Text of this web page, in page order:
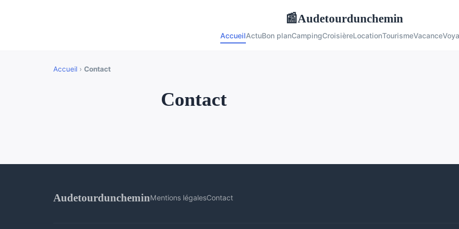
📰Audetourdunchemin
AccueilActuBon planCampingCroisièreLocationTourismeVacance
Accueil › Contact
Contact
AudetourduncheminMentions légalesContact